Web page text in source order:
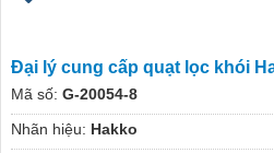
Đại lý cung cấp quạt lọc khói
Mã số: G-20054-8
Nhãn hiệu: Hakko